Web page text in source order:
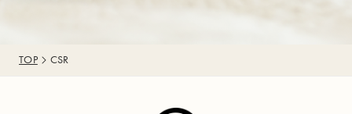
TOP CSR